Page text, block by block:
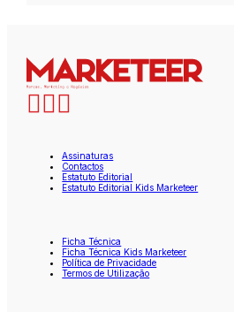
Assinaturas
Contactos
Estatuto Editorial
Estatuto Editorial Kids Marketeer
Ficha Técnica
Ficha Técnica Kids Marketeer
Política de Privacidade
Termos de Utilização